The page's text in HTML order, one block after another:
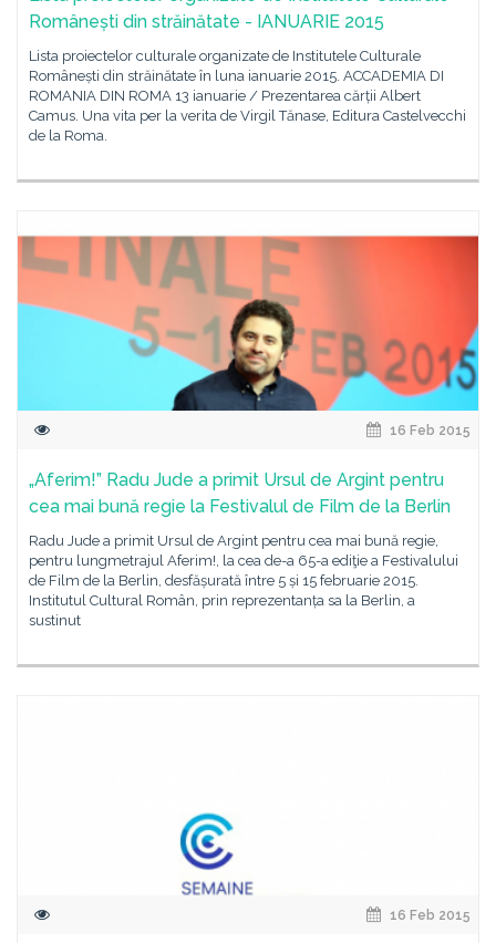
Românești din străinătate - IANUARIE 2015
Lista proiectelor culturale organizate de Institutele Culturale
Românești din străinătate în luna ianuarie 2015. ACCADEMIA DI
ROMANIA DIN ROMA 13 ianuarie / Prezentarea cărții Albert
Camus. Una vita per la verita de Virgil Tănase, Editura Castelvecchi
de la Roma.
16 Feb 2015
„Aferim!” Radu Jude a primit Ursul de Argint pentru
cea mai bună regie la Festivalul de Film de la Berlin
Radu Jude a primit Ursul de Argint pentru cea mai bună regie,
pentru lungmetrajul Aferim!, la cea de-a 65-a ediţie a Festivalului
de Film de la Berlin, desfășurată între 5 și 15 februarie 2015.
Institutul Cultural Român, prin reprezentanța sa la Berlin, a
sustinut
16 Feb 2015